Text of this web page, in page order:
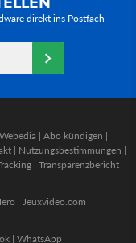
direkt ins Postfach
| Abo kündigen |
| Nutzungsbestimmungen |
| Transparenzbericht
| Jeuxvideo.com
| WhatsApp